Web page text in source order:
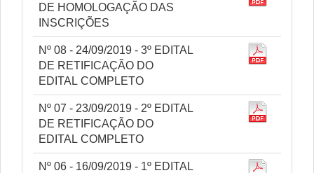
DE HOMOLOGAÇÃO DAS
INSCRIÇÕES
Nº 08 - 24/09/2019 - 3º EDITAL
DE RETIFICAÇÃO DO
EDITAL COMPLETO
Nº 07 - 23/09/2019 - 2º EDITAL
DE RETIFICAÇÃO DO
EDITAL COMPLETO
Nº 06 - 16/09/2019 - 1º EDITAL